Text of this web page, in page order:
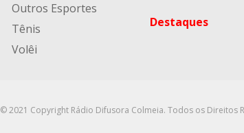
Outros Esportes
Tênis
Volêi
Destaques
© 2021 Copyright Rádio Difusora Colmeia. Todos os Direitos